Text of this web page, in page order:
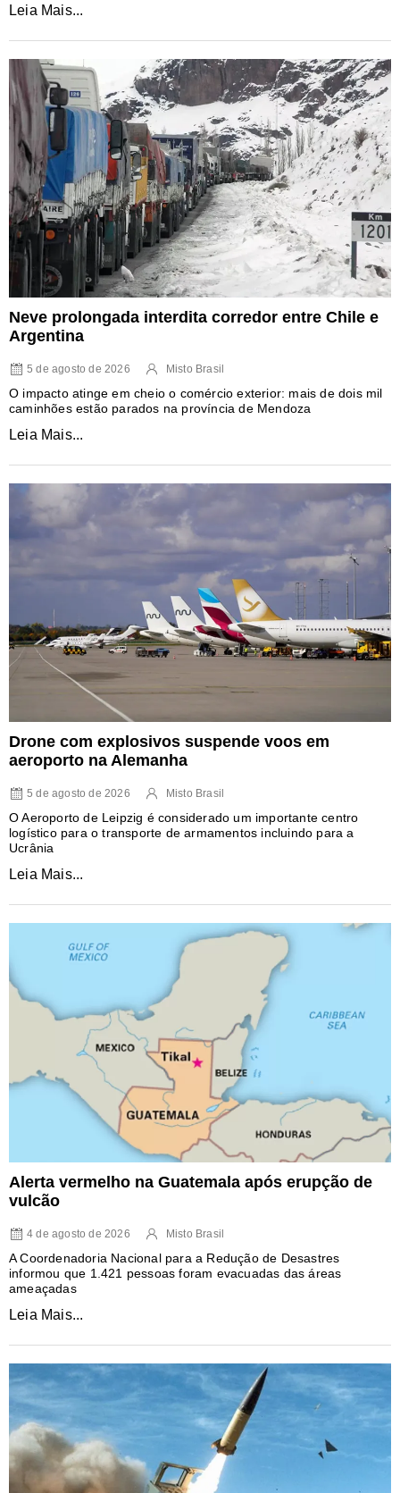
Leia Mais...
Neve prolongada interdita corredor entre Chile e
Argentina
5 de agosto de 2026 Misto Brasil
O impacto atinge em cheio o comércio exterior: mais de dois mil
caminhões estão parados na província de Mendoza
Leia Mais...
Drone com explosivos suspende voos em
aeroporto na Alemanha
5 de agosto de 2026 Misto Brasil
O Aeroporto de Leipzig é considerado um importante centro
logístico para o transporte de armamentos incluindo para a
Ucrânia
Leia Mais...
Alerta vermelho na Guatemala após erupção de
vulcão
4 de agosto de 2026 Misto Brasil
A Coordenadoria Nacional para a Redução de Desastres
informou que 1.421 pessoas foram evacuadas das áreas
ameaçadas
Leia Mais...